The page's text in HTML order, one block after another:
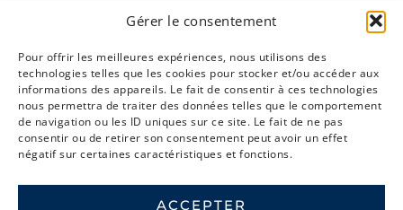
Gérer le consentement
Pour offrir les meilleures expériences, nous utilisons des
technologies telles que les cookies pour stocker et/ou accéder aux
informations des appareils. Le fait de consentir à ces technologies
nous permettra de traiter des données telles que le comportement
de navigation ou les ID uniques sur ce site. Le fait de ne pas
consentir ou de retirer son consentement peut avoir un effet
négatif sur certaines caractéristiques et fonctions.
ACCEPTER
LA POCATIÈRE · LÉVIS · QUÉBEC
581 337-2279